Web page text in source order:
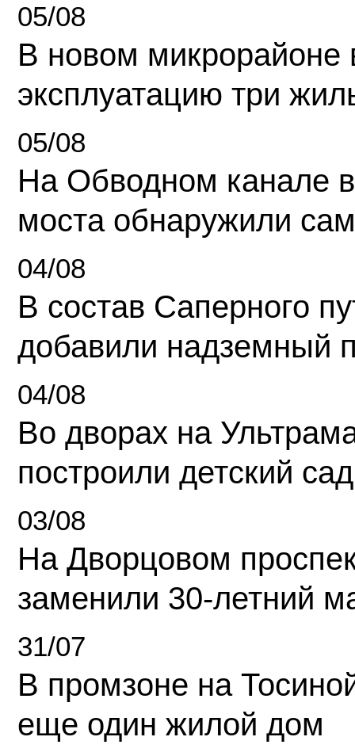
05/08
В новом микрорайоне
эксплуатацию три
05/08
На Обводном канале
моста обнаружили
04/08
В состав Саперного
добавили надземный
04/08
Во дворах на
построили детский сад
03/08
На Дворцовом
заменили 30-летний
31/07
В промзоне на
еще один жилой дом